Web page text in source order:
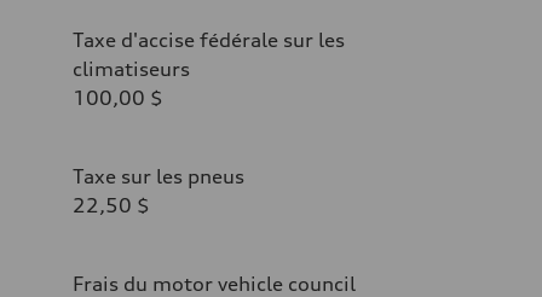
Taxe d'accise fédérale sur les
climatiseurs
100,00 $
Taxe sur les pneus
22,50 $
Frais du motor vehicle council